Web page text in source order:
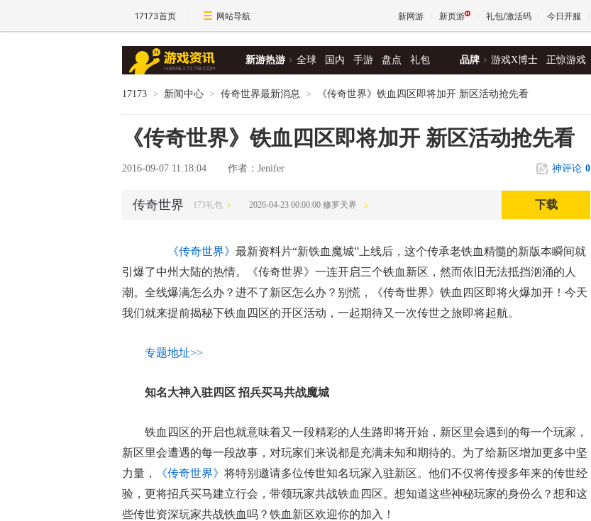
17173首页 网站导航 新网游 新页游 礼包/激活码 今日开服
新游热游 全球 国内 手游 盘点 礼包 品牌 游戏X博士 正惊游戏
17173 > 新闻中心 > 传奇世界最新消息 > 《传奇世界》铁血四区即将加开 新区活动抢先看
《传奇世界》铁血四区即将加开 新区活动抢先看
2016-09-07 11:18:04 作者：Jenifer 神评论 0
传奇世界 173礼包 2026-04-23 00:00:00 修罗天界 下载
《传奇世界》 最新资料片“新铁血魔城”上线后，这个传承老铁血精髓的新版本瞬间就
引爆了中州大陆的热情。《传奇世界》一连开启三个铁血新区，然而依旧无法抵挡汹涌的人
潮。全线爆满怎么办？进不了新区怎么办？别慌，《传奇世界》铁血四区即将火爆加开！今天
我们就来提前揭秘下铁血四区的开区活动，一起期待又一次传世之旅即将起航。
专题地址>>
知名大神入驻四区 招兵买马共战魔城
铁血四区的开启也就意味着又一段精彩的人生路即将开始，新区里会遇到的每一个玩家，
新区里会遭遇的每一段故事，对玩家们来说都是充满未知和期待的。为了给新区增加更多中坚
力量，
《传奇世界》 将特别邀请多位传世知名玩家入驻新区。他们不仅将传授多年来的传世经
验，更将招兵买马建立行会，带领玩家共战铁血四区。想知道这些神秘玩家的身份么？想和这
些传世资深玩家共战铁血吗？铁血新区欢迎你的加入！